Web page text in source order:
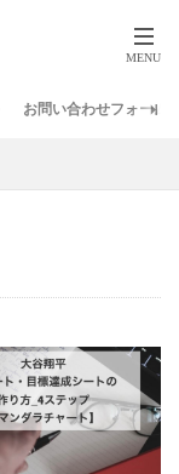
お問い合わせフォーム
ライフ